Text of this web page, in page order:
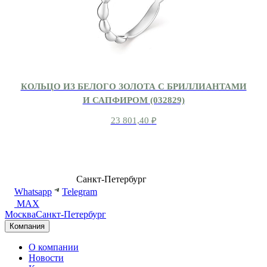
КОЛЬЦО ИЗ БЕЛОГО ЗОЛОТА С БРИЛЛИАНТАМИ
И САПФИРОМ (032829)
23 801,40 ₽
Санкт-Петербург
Whatsapp
Telegram
MAX
МоскваСанкт-Петербург
Компания
О компании
Новости